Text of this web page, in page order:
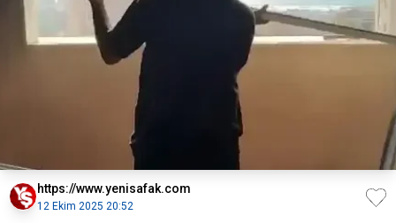
https://www.yenisafak.com
12 Ekim 2025 20:52